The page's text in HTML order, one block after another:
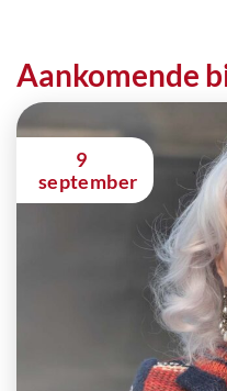
Aankomende
9
september